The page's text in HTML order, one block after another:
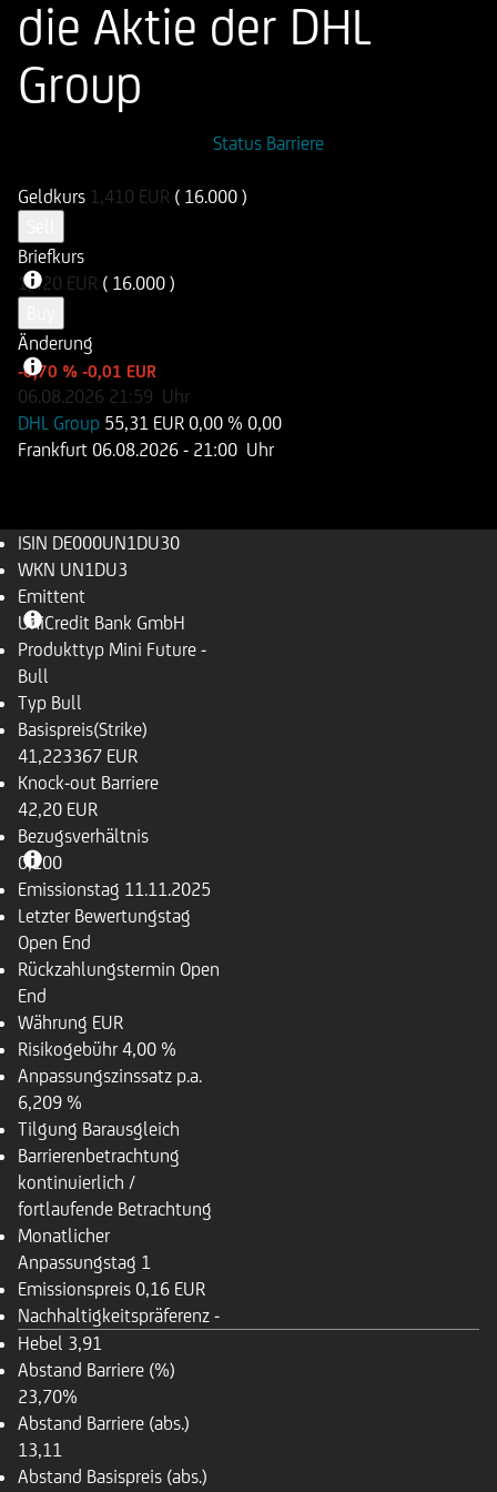
die Aktie der DHL
Group
Status Barriere
Geldkurs 1,410 EUR ( 16.000 )
Briefkurs
1,420 EUR ( 16.000 )
Änderung
-0,70 % -0,01 EUR
06.08.2026 21:59 Uhr
DHL Group 55,31 EUR 0,00 % 0,00
Frankfurt 06.08.2026 - 21:00 Uhr
ISIN DE000UN1DU30
WKN UN1DU3
Emittent
UniCredit Bank GmbH
Produkttyp Mini Future -
Bull
Typ Bull
Basispreis(Strike)
41,223367 EUR
Knock-out Barriere
42,20 EUR
Bezugsverhältnis
0,100
Emissionstag 11.11.2025
Letzter Bewertungstag
Open End
Rückzahlungstermin Open
End
Währung EUR
Risikogebühr 4,00 %
Anpassungszinssatz p.a.
6,209 %
Tilgung Barausgleich
Barrierenbetrachtung
kontinuierlich /
fortlaufende Betrachtung
Monatlicher
Anpassungstag 1
Emissionspreis 0,16 EUR
Nachhaltigkeitspräferenz -
Hebel 3,91
Abstand Barriere (%)
23,70%
Abstand Barriere (abs.)
13,11
Abstand Basispreis (abs.)